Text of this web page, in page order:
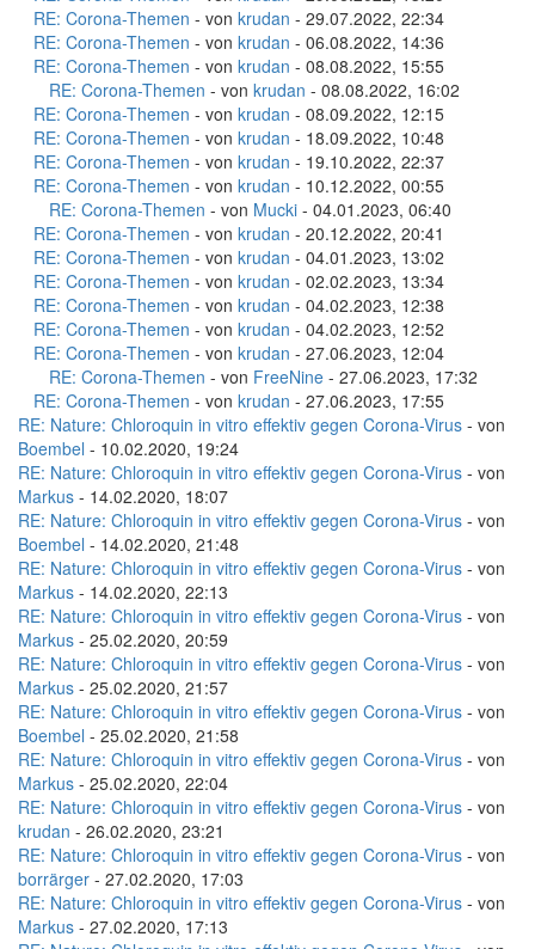
RE: Corona-Themen - von krudan - 29.07.2022, 22:34
RE: Corona-Themen - von krudan - 06.08.2022, 14:36
RE: Corona-Themen - von krudan - 08.08.2022, 15:55
RE: Corona-Themen - von krudan - 08.08.2022, 16:02
RE: Corona-Themen - von krudan - 08.09.2022, 12:15
RE: Corona-Themen - von krudan - 18.09.2022, 10:48
RE: Corona-Themen - von krudan - 19.10.2022, 22:37
RE: Corona-Themen - von krudan - 10.12.2022, 00:55
RE: Corona-Themen - von Mucki - 04.01.2023, 06:40
RE: Corona-Themen - von krudan - 20.12.2022, 20:41
RE: Corona-Themen - von krudan - 04.01.2023, 13:02
RE: Corona-Themen - von krudan - 02.02.2023, 13:34
RE: Corona-Themen - von krudan - 04.02.2023, 12:38
RE: Corona-Themen - von krudan - 04.02.2023, 12:52
RE: Corona-Themen - von krudan - 27.06.2023, 12:04
RE: Corona-Themen - von FreeNine - 27.06.2023, 17:32
RE: Corona-Themen - von krudan - 27.06.2023, 17:55
RE: Nature: Chloroquin in vitro effektiv gegen Corona-Virus - von
Boembel - 10.02.2020, 19:24
RE: Nature: Chloroquin in vitro effektiv gegen Corona-Virus - von
Markus - 14.02.2020, 18:07
RE: Nature: Chloroquin in vitro effektiv gegen Corona-Virus - von
Boembel - 14.02.2020, 21:48
RE: Nature: Chloroquin in vitro effektiv gegen Corona-Virus - von
Markus - 14.02.2020, 22:13
RE: Nature: Chloroquin in vitro effektiv gegen Corona-Virus - von
Markus - 25.02.2020, 20:59
RE: Nature: Chloroquin in vitro effektiv gegen Corona-Virus - von
Markus - 25.02.2020, 21:57
RE: Nature: Chloroquin in vitro effektiv gegen Corona-Virus - von
Boembel - 25.02.2020, 21:58
RE: Nature: Chloroquin in vitro effektiv gegen Corona-Virus - von
Markus - 25.02.2020, 22:04
RE: Nature: Chloroquin in vitro effektiv gegen Corona-Virus - von
krudan - 26.02.2020, 23:21
RE: Nature: Chloroquin in vitro effektiv gegen Corona-Virus - von
borrärger - 27.02.2020, 17:03
RE: Nature: Chloroquin in vitro effektiv gegen Corona-Virus - von
Markus - 27.02.2020, 17:13